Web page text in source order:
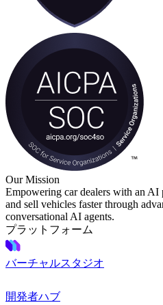
ものが、今では数分で作
結果が得られます。"
モリス
この車
始める 無料でお試しください
ご質問がありますか? お答えします。
Spyne とその機能に関するよく
す。
車のプロモーションビデオとは何を意
車のプロモーションビデオにはどれ